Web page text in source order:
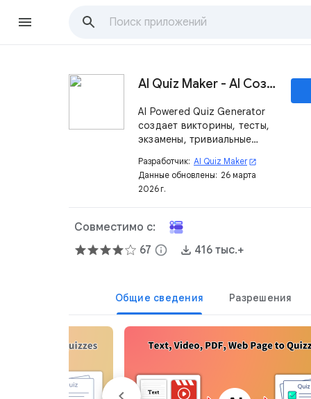
AI Quiz Maker - AI Создание викторин
AI Powered Quiz Generator
создает викторины, тесты,
экзамены, тривиальные
считанные секунды,
например, MCQ, True/False.
Разработчик: AI Quiz Maker open_in_new
Данные обновлены: 26 марта
2026 г.
Совместимо с:
67 info 416 тыс.+
Общие сведения Разрешения